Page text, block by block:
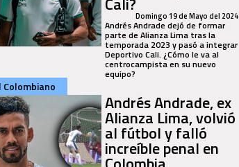
Domingo 19 de Mayo del 2024
Andrés Andrade dejó de formar
parte de Alianza Lima tras la
temporada 2023 y pasó a integrar
Deportivo Cali. ¿Cómo le va al
centrocampista en su nuevo
equipo?
Colombiano
Andrés Andrade, ex
Alianza Lima, volvió
al fútbol y falló
increíble penal en